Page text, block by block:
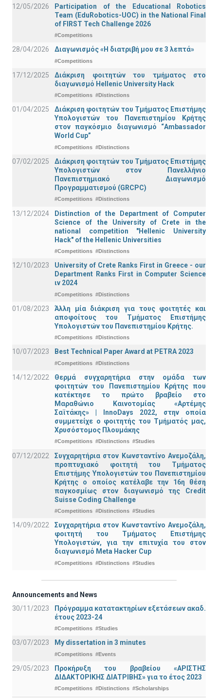
12/05/2026
Participation of the Educational Robotics
Team (EduRobotics-UOC) in the National Final
of FIRST Tech Challenge 2026
#Competitions
28/04/2026 Διαγωνισμός «Η διατριβή μου σε 3 λεπτά»
#Competitions
17/12/2025
Διάκριση φοιτητών του τμήματος στο
διαγωνισμό Hellenic University Hack
#Competitions #Distinctions
01/04/2025
Διάκριση φοιτητών του Τμήματος Επιστήμης
Υπολογιστών του Πανεπιστημίου Κρήτης
στον παγκόσμιο διαγωνισμό “Ambassador
World Cup”
#Competitions #Distinctions
07/02/2025
Διάκριση φοιτητών του Τμήματος Επιστήμης
Υπολογιστών στον Πανελλήνιο
Πανεπιστημιακό Διαγωνισμό
Προγραμματισμού (GRCPC)
#Competitions #Distinctions
13/12/2024
Distinction of the Department of Computer
Science of the University of Crete in the
national competition "Hellenic University
Hack" of the Hellenic Universities
#Competitions #Distinctions
12/10/2023
University of Crete Ranks First in Greece - our
Department Ranks First in Computer Science
ιν 2024
#Competitions #Distinctions
01/08/2023
Άλλη μία διάκριση για τους φοιτητές και
αποφοίτους του Τμήματος Επιστήμης
Υπολογιστών του Πανεπιστημίου Κρήτης.
#Competitions #Distinctions
10/07/2023 Best Technical Paper Award at PETRA 2023
#Competitions #Distinctions
14/12/2022
Θερμά συγχαρητήρια στην ομάδα των
φοιτητών του Πανεπιστημίου Κρήτης που
κατέκτησε το πρώτο βραβείο στο
Μαραθώνιο Καινοτομίας «Αρτέμης
Σαϊτάκης» | InnoDays 2022, στην οποία
συμμετείχε ο φοιτητής του Τμήματός μας,
Χρυσόστομος Πλουμάκης
#Competitions #Distinctions #Studies
07/12/2022
Συγχαρητήρια στον Κωνσταντίνο Ανεμοζάλη,
προπτυχιακό φοιτητή του Τμήματος
Επιστήμης Υπολογιστών του Πανεπιστημίου
Κρήτης ο οποίος κατέλαβε την 16η θέση
παγκοσμίως στον διαγωνισμό της Credit
Suisse Coding Challenge
#Competitions #Distinctions #Studies
14/09/2022
Συγχαρητήρια στον Κωνσταντίνο Ανεμοζάλη,
φοιτητή του Τμήματος Επιστήμης
Υπολογιστών, για την επιτυχία του στον
διαγωνισμό Meta Hacker Cup
#Competitions #Distinctions #Studies
Announcements and News
30/11/2023
Πρόγραμμα κατατακτηρίων εξετάσεων ακαδ.
έτους 2023-24
#Competitions #Studies
03/07/2023 My dissertation in 3 minutes
#Competitions #Events
29/05/2023
Προκήρυξη του βραβείου «ΑΡΙΣΤΗΣ
ΔΙΔΑΚΤΟΡΙΚΗΣ ΔΙΑΤΡΙΒΗΣ» για το έτος 2023
#Competitions #Distinctions #Scholarships